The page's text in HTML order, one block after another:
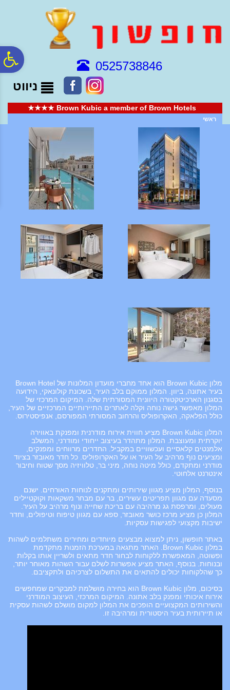
נגישות
0525738846
ניווט
Brown Kubic a member of Brown Hotels ★★★★
ראשי
מלון Brown Kubic הוא אחד מחברי מועדון המלונות של Brown Hotel
בעיר אתונה, ביוון. המלון ממוקם בלב העיר, בשכונת קולונאקי, הידועה
בסגנון הארכיטקטורה היוונית המסורתית שלה. המיקום המרכזי של
המלון מאפשר גישה נוחה וקלה לאתרים התיירותיים המרכזיים של העיר,
כולל הפלאקה, האקרופוליס והרחוב המסורתי המפורסם, אנפיסטירוס.
המלון Brown Kubic מציע חווית אירוח מודרנית ומפנקת באווירה
יוקרתית ומעוצבת. המלון מתהדר בעיצוב ייחודי ומודרני, המשלב
אלמנטים קלאסיים ועכשוויים במקביל. החדרים מרווחים ומפנקים,
ומציעים נוף מרהיב על העיר או על האקרופוליס. כל חדר מאובזר בציוד
מודרני ומתקדם, כולל מיטה נוחה, מיני בר, טלוויזיה מסך שטוח וחיבור
אינטרנט אלחוטי.
בנוסף, המלון מציע מגוון שירותים ומתקנים לנוחות האורחים. ישנם
מסעדה עם מגוון תפריטים עשירים, בר עם מבחר משקאות וקוקטיילים
מעולים, ומרפסת גג מרהיבה עם בריכת שחייה ונוף מרהיב על העיר.
המלון כן מציע מרכז כושר מאובזר, ספא עם מגוון טיפוח וטיפולים, וחדר
ישיבות מקצועי לפגישות עסקיות.
באתר חופשון, ניתן למצוא מבצעים מיוחדים ומחירים משתלמים לשהות
במלון Brown Kubic. האתר מתגאה במערכת הזמנות מתקדמת
ופשוטה, המאפשרת ללקוחות לבחור חדר מתאים ולשריין אותו בקלות
ובנוחות. בנוסף, האתר מציע אפשרות לשלם עבור השהות מאוחר יותר,
כך שהלקוחות יכולים להתאים את התשלום לצרכיהם ולתקציבם.
בסיכום, מלון Brown Kubic הוא בחירה מושלמת למבקרים שמחפשים
אירוח איכותי ומפנק בלב אתונה. המיקום המרכזי, העיצוב המודרני
והשירותים המקצועיים הופכים את המלון למקום מושלם לשהות עסקית
או תיירותית בעיר היסטורית ומרהיבה זו.